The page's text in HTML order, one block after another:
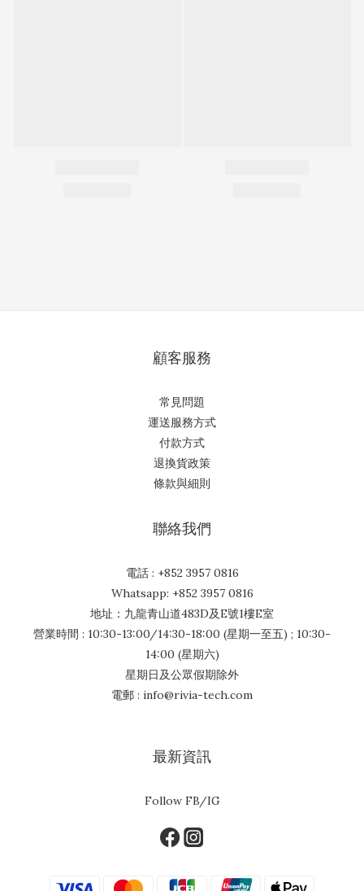
顧客服務
常見問題
運送服務方式
付款方式
退換貨政策
條款與細則
聯絡我們
電話 : +852 3957 0816
Whatsapp: +852 3957 0816
地址：九龍青山道483D及E號1樓E室
營業時間 : 10:30-13:00/14:30-18:00 (星期一至五) ; 10:30-
14:00 (星期六)
星期日及公眾假期除外
電郵 : info@rivia-tech.com
最新資訊
Follow FB/IG